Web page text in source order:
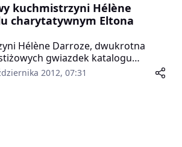
kuchmistrzyni Hélène
charytatywnym Eltona
Hélène Darroze, dwukrotna
gwiazdek katalogu
za menu podczas
balu charytatywnego Eltona
2012, 07:31